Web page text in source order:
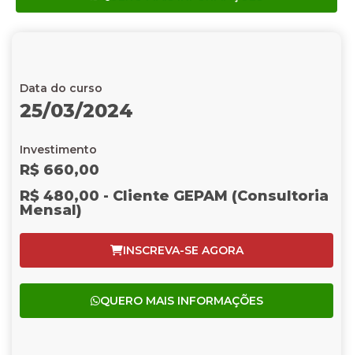
Data do curso
25/03/2024
Investimento
R$ 660,00
R$ 480,00 - Cliente GEPAM (Consultoria
Mensal)
INSCREVA-SE AGORA
QUERO MAIS INFORMAÇÕES